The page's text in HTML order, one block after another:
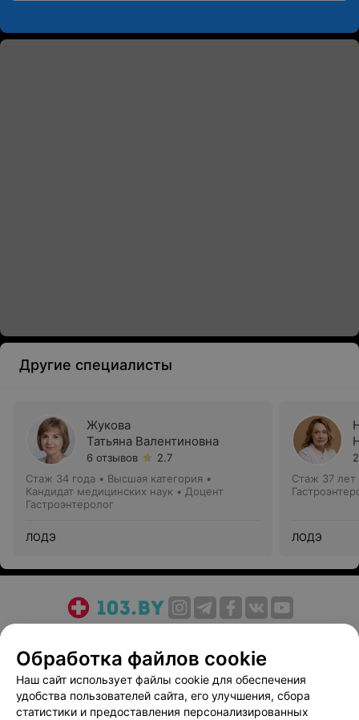
Другие специалисты
Жукова
Татьяна Валентиновна
6 отзывов
2.7
Стаж 34 года • Высшая категория •
Кандидат медицинских наук • Доцент
Гастроэнтеролог
ЛОДЭ
Стаж 37 лет
ЛОДЭ
Медицинский маркетинг
Публичный договор
Пользовательское соглашение
Способы оплаты
Вакансии
Партнеры
Обработка файлов cookie
Наш сайт использует файлы cookie для обеспечения
удобства пользователей сайта, его улучшения, сбора
статистики и предоставления персонализированных